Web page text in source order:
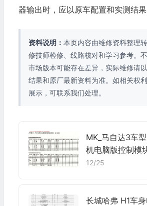
器输出时，应以原车配置和实测结果
资料说明： 本页内容由维修资料整理
修技师检修、线路核对和学习参考。
市场版本可能存在差异，实际维修请
结果和原厂最新资料为准。如相关权
展示，可联系我们处理。
MK_马自达3车
机电脑版控制模
针1 端子图
12/25
长城哈弗 H1车